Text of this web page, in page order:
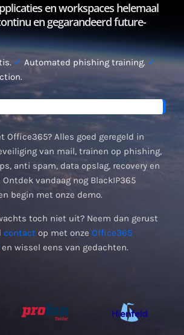
en workspaces helemaal
en gegarandeerd future-
✓ Automated phishing training. ✓
Office365? Alles goed geregeld in
van mail, trainen op phishing,
anti spam, data opslag, recovery en
Ontdek vandaag nog BlackIP365
begin met onze demo.
toch niet uit? Neem dan gerust
contact op met onze Office365
en wissel eens van gedachten.